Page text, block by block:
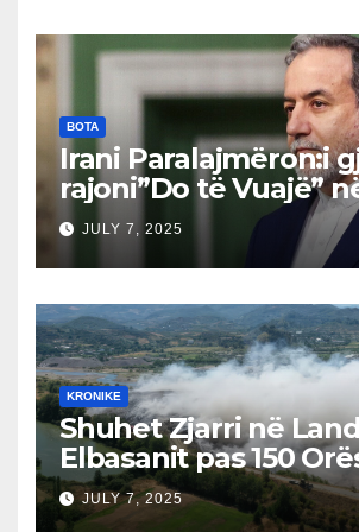
për qytetarët, jo për
barrikada!”
BOTA
Irani Paralajmëron:i
rajoni”Do të Vuajë”
Izraeli Nuk Mbahet
Përgjegjës
JULY 7, 2025
KRONIKE
Shuhet Zjarri në
Elbasanit pas 150
Fillon Vlerësimi i
JULY 7, 2025